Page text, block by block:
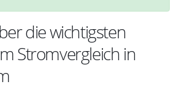
die wichtigsten
Stromvergleich in